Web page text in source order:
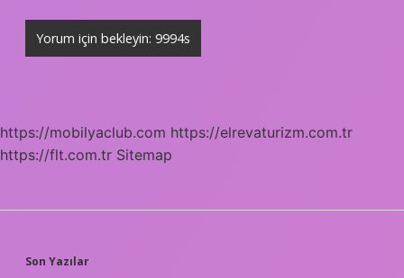
https://mobilyaclub.com https://elrevaturizm.com.tr
https://flt.com.tr Sitemap
Son Yazılar